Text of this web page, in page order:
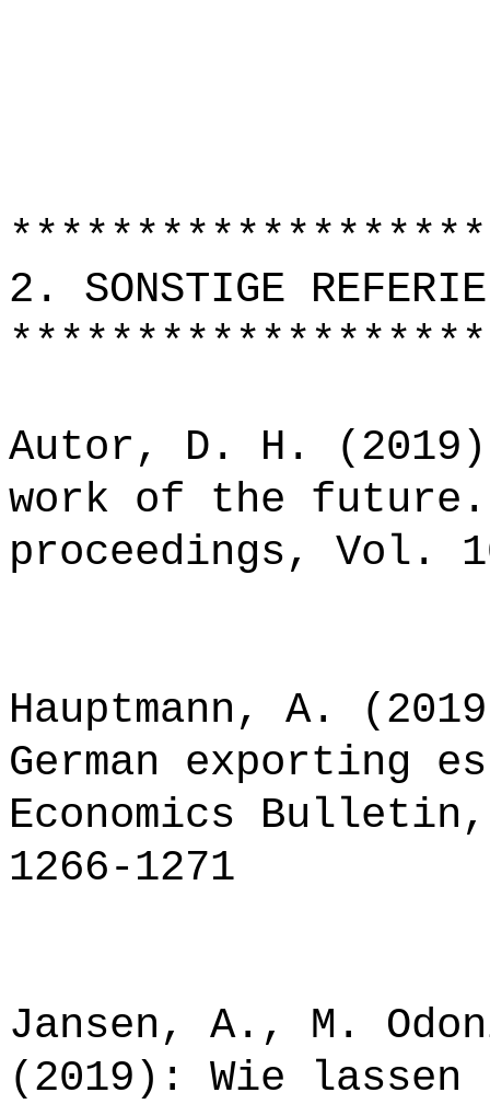
2. SONSTIGE
Autor, D. H.
work of the future.
proceedings, Vol.
Hauptmann, A.
German exporting
Economics
1266-1271
Jansen, A., M.
(2019): Wie